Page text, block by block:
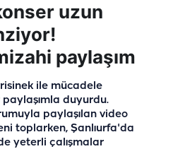
uzun
paylaşım
ile mücadele
paylaşımla duyurdu.
paylaşılan video
toplarken, Şanlıurfa'da
yeterli çalışmalar